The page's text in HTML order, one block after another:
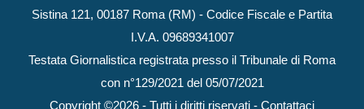
Sistina 121, 00187 Roma (RM) - Codice Fiscale e Partita
I.V.A. 09689341007
Testata Giornalistica registrata presso il Tribunale di Roma
con n°129/2021 del 05/07/2021
Copyright ©2026 - Tutti i diritti riservati - Contattaci